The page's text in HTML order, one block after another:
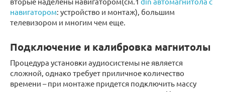
навигатором: устройство и монтаж), большим
телевизором и многим чем еще.
Подключение и калибровка магнитолы
Процедура установки аудиосистемы не является
сложной, однако требует приличное количество
времени – при монтаже придется подключить массу